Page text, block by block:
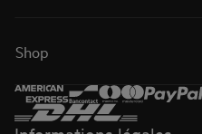
Shop